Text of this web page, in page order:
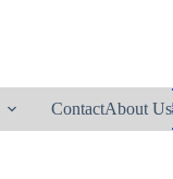
ContactAbout Us